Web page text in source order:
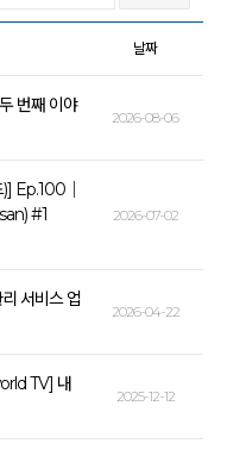
날짜
번째 이야
2026-08-06
Ep.100｜
#1
2026-07-02
서비스 업
2026-04-22
TV] 내
2025-12-12